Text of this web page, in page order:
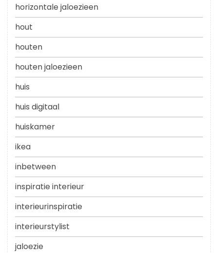
horizontale jaloezieen
hout
houten
houten jaloezieen
huis
huis digitaal
huiskamer
ikea
inbetween
inspiratie interieur
interieurinspiratie
interieurstylist
jaloezie